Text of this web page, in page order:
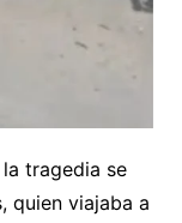
tragedia se
quien viajaba a